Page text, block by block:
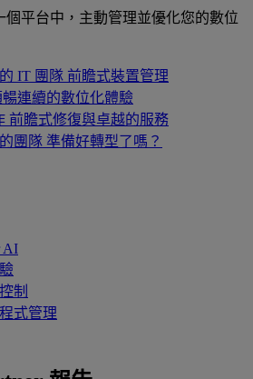
個平台中，主動管理並優化您的數位
IT 團隊 前瞻式裝置管理
暢連續的數位化體驗
前瞻式修復與卓越的服務
團隊 準備好轉型了嗎？
AI
制
式管理